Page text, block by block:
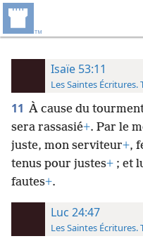
Isaïe 53:11
Les Saintes
11 À cause du
sera rassasié+. Par le
juste, mon serviteur+,
tenus pour justes+ ; et
fautes+.
Luc 24:47
Les Saintes